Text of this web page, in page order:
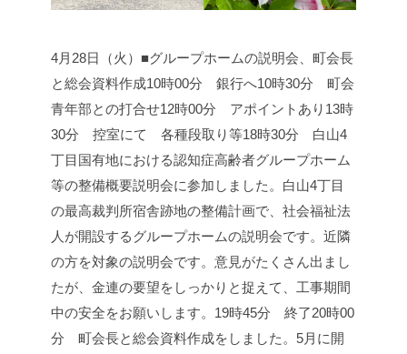
4月28日（火）■グループホームの説明会、町会長
と総会資料作成10時00分 銀行へ10時30分 町会
青年部との打合せ12時00分 アポイントあり 13時
30分 控室にて 各種段取り等18時30分 白山4
丁目国有地における認知症高齢者グループホーム
等の整備概要説明会に参加しました。 白山4丁目
の最高裁判所宿舎跡地の整備計画で、社会福祉法
人が開設するグループホームの説明会です。近隣
の方を対象の説明会です。意見がたくさん出まし
たが、金連の要望をしっかりと捉えて、工事期間
中の安全をお願いします。 19時45分 終了20時00
分 町会長と総会資料作成をしました。 5月に開